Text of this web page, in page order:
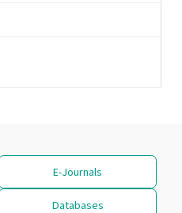
E-Journals
Databases